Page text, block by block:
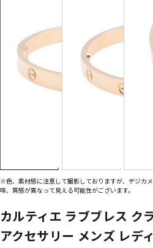
※色、素材感に注意して撮影しておりますが、デジカ
味、質感が異なって見える可能性がございます。
カルティエ ラブブレス ク
アクセサリー メンズ レデ